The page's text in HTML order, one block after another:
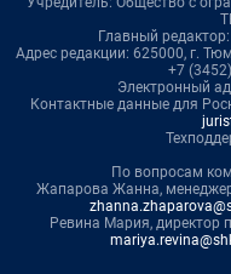
Главный
Адрес редакции: 625000, г.
+7
Электронный
Контактные данные для
По вопросам
Жапарова Жанна,
Ревина Мария, директор